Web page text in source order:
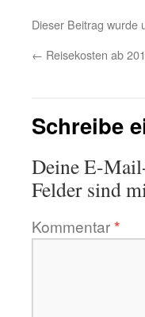
Dieser Beitrag wurde
← Reisekosten ab
Schreibe
Deine E-
Felder sind
Kommentar*